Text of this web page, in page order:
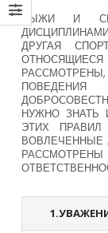
ЛЫЖИ И
ДРУГАЯ
НУЖНО ЗНАТЬ
ЭТИХ
ВОВЛЕЧЕННЫЕ